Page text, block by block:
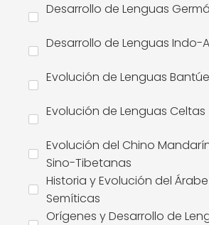
Desarrollo de Lenguas
Desarrollo de Lenguas Indo-
Evolución de Lenguas
Evolución de Lenguas Celtas
Evolución del Chino
Sino-Tibetanas
Historia y Evolución del
Semíticas
Orígenes y Desarrollo de